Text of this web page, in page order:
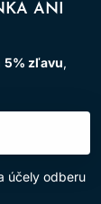
ANI
5% zľavu,
účely odberu